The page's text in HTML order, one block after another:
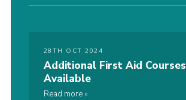
28TH OCT 2024
Additional First Aid Courses
Available
Read more